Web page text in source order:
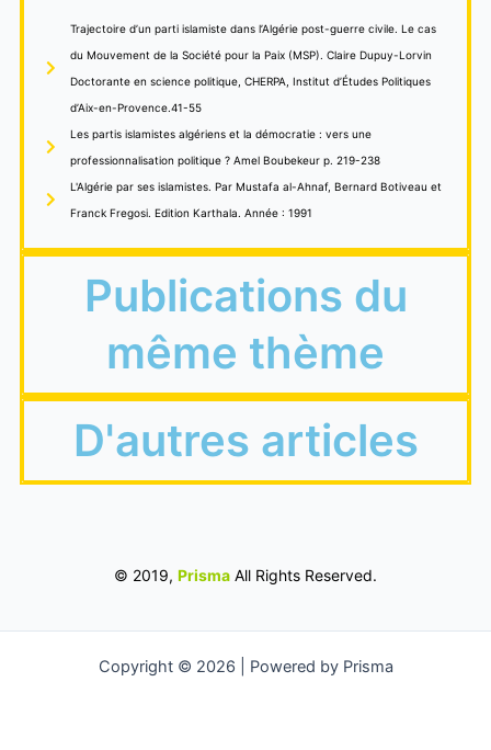
Trajectoire d’un parti islamiste dans l’Algérie post-guerre civile. Le cas
du Mouvement de la Société pour la Paix (MSP). Claire Dupuy-Lorvin
Doctorante en science politique, CHERPA, Institut d’Études Politiques
d’Aix-en-Provence.41-55
Les partis islamistes algériens et la démocratie : vers une
professionnalisation politique ? Amel Boubekeur p. 219-238
L'Algérie par ses islamistes. Par Mustafa al-Ahnaf, Bernard Botiveau et
Franck Fregosi. Edition Karthala. Année : 1991
Publications du
même thème
D'autres articles
© 2019, Prisma All Rights Reserved.
Copyright © 2026 | Powered by Prisma